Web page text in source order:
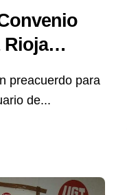
Rioja
de...